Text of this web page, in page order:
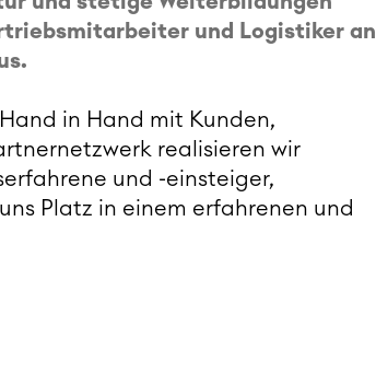
und Logistiker an
in Hand mit Kunden,
realisieren wir
und -einsteiger,
Platz in einem erfahrenen und